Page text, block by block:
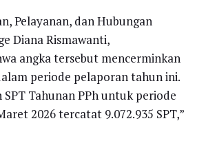
Pelayanan, dan Hubungan
Diana Rismawanti,
angka tersebut mencerminkan
periode pelaporan tahun ini.
Tahunan PPh untuk periode
2026 tercatat 9.072.935 SPT,”